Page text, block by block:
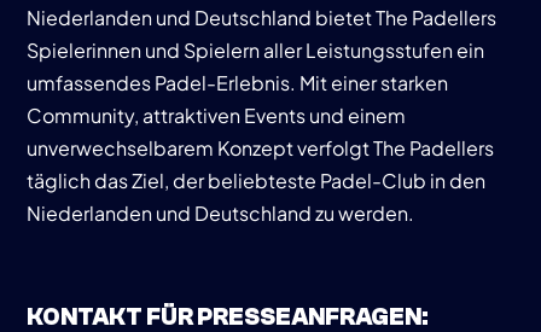
Niederlanden und Deutschland bietet The Padellers
Spielerinnen und Spielern aller Leistungsstufen ein
umfassendes Padel-Erlebnis. Mit einer starken
Community, attraktiven Events und einem
unverwechselbarem Konzept verfolgt The Padellers
täglich das Ziel, der beliebteste Padel-Club in den
Niederlanden und Deutschland zu werden.
KONTAKT FÜR PRESSEANFRAGEN: